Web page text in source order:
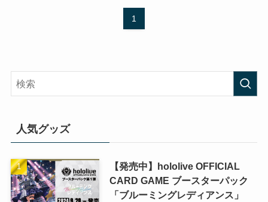
1
人気グッズ
【発売中】hololive OFFICIAL
CARD GAME ブースターパック
「ブルーミングレディアンス」